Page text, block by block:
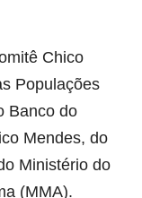
Chico
Populações
Banco do
Mendes, do
Ministério do
(MMA).